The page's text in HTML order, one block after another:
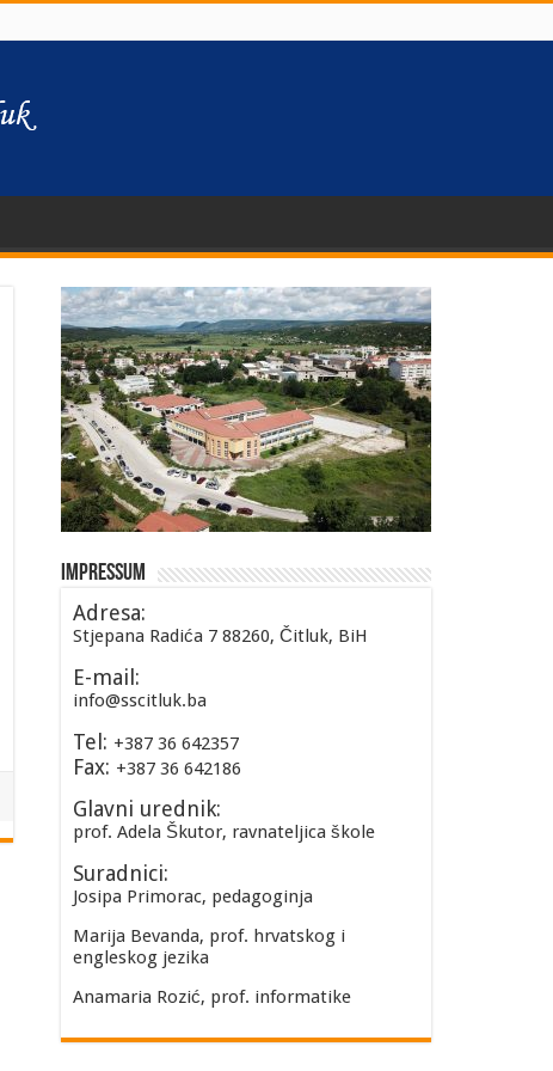
Impressum
Adresa:
Stjepana Radića 7 88260, Čitluk, BiH
E-mail:
info@sscitluk.ba
Tel: +387 36 642357
Fax: +387 36 642186
Glavni urednik:
prof. Adela Škutor, ravnateljica škole
Suradnici:
Josipa Primorac, pedagoginja
Marija Bevanda, prof. hrvatskog i
engleskog jezika
Anamaria Rozić, prof. informatike